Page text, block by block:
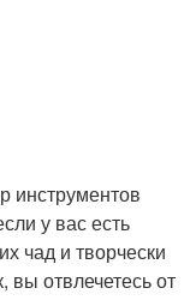
инструментов
у вас есть
чад и творчески
отвлечетесь от